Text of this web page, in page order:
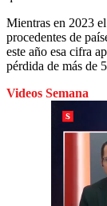
Mientras en 2023
procedentes de
este año esa cifra
pérdida de más de
Videos Semana